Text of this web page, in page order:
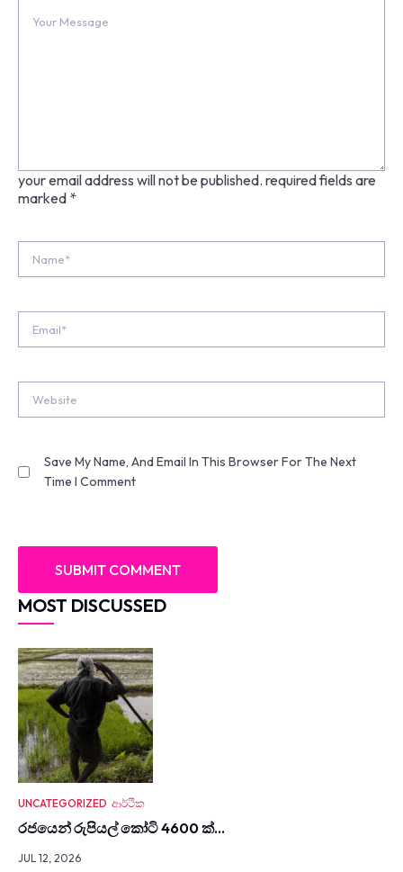
your email address will not be published. required fields are
marked *
Save My Name, And Email In This Browser For The Next
Time I Comment
MOST DISCUSSED
UNCATEGORIZED ආර්ථික
රජයෙන් රුපියල් කෝටි 4600 ක්…
JUL 12, 2026